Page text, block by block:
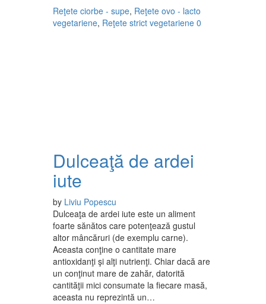
Reţete ciorbe - supe, Reţete ovo - lacto
vegetariene, Reţete strict vegetariene 0
Dulceaţă de ardei
iute
by Liviu Popescu
Dulceaţa de ardei iute este un aliment
foarte sănătos care potenţează gustul
altor mâncăruri (de exemplu carne).
Aceasta conţine o cantitate mare
antioxidanţi şi alţi nutrienţi. Chiar dacă are
un conţinut mare de zahăr, datorită
cantităţii mici consumate la fiecare masă,
aceasta nu reprezintă un…